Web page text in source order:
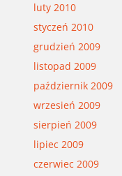
luty 2010
styczeń 2010
grudzień 2009
listopad 2009
październik 2009
wrzesień 2009
sierpień 2009
lipiec 2009
czerwiec 2009